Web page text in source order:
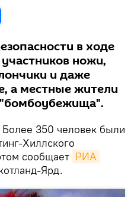
в ходе
ножи,
и даже
а местные жители
Более 350 человек были
Хиллского
сообщает РИА
Ярд.